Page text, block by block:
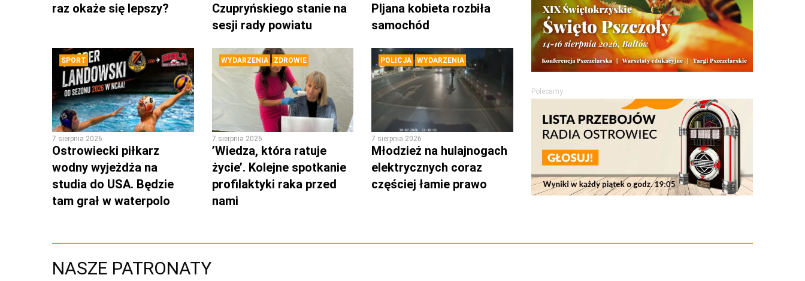
raz okaże się lepszy?
Czupryńskiego stanie na
sesji rady powiatu
PIjana kobieta rozbiła
samochód
SPORT
7 sierpnia 2026
Ostrowiecki piłkarz
wodny wyjeżdża na
studia do USA. Będzie
tam grał w waterpolo
WYDARZENIA ZDROWIE
7 sierpnia 2026
’Wiedza, która ratuje
życie’. Kolejne spotkanie
profilaktyki raka przed
nami
POLICJA WYDARZENIA
7 sierpnia 2026
Młodzież na hulajnogach
elektrycznych coraz
częściej łamie prawo
Polecamy
NASZE PATRONATY